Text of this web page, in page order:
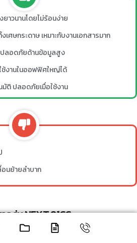
าวนานโดยไม่ร้อนง่าย
ศษกระดาษ เหมาะกับงานเอกสารมาก
ปลอดภัยด้านข้อมูลสูง
ช้งานในออฟฟิศใหญ่ได้
มัติ ปลอดภัยเมื่อใช้งาน
นย้ายลำบาก
รุ่น NEXT 81CC